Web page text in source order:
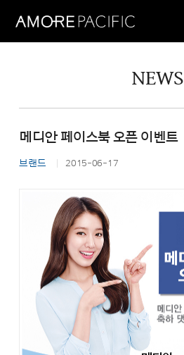
NEWS
메디안 페이스북 오픈 이벤트
브랜드 2015-06-17